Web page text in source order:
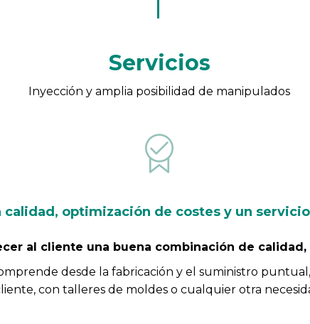
Servicios
Inyección y amplia posibilidad de manipulados
calidad, optimización de costes y un
al cliente una buena combinación de
desde la fabricación y el suministro
con talleres de moldes o cualquier otra